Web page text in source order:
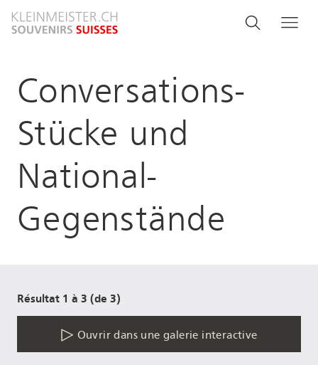
au
Search
Rechercher
Conversations-
Stücke und
National-
Gegenstände
Résultat 1 à 3 (de 3)
Ouvrir dans une galerie interactive